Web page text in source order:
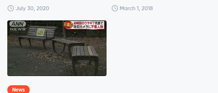
July 30, 2020 March 1, 2018
News